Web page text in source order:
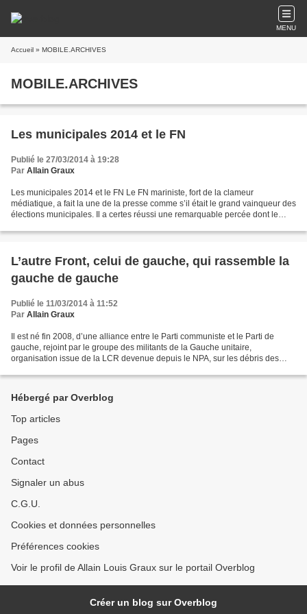
MENU
Accueil » MOBILE.ARCHIVES
MOBILE.ARCHIVES
Les municipales 2014 et le FN
Publié le 27/03/2014 à 19:28
Par Allain Graux
Les municipales 2014 et le FN Le FN mariniste, fort de la clameur
médiatique, a fait la une de la presse comme s’il était le grand vainqueur des
élections municipales. Il a certes réussi une remarquable percée dont le
L’autre Front, celui de gauche, qui rassemble la
gauche de gauche
Publié le 11/03/2014 à 11:52
Par Allain Graux
Il est né fin 2008, d’une alliance entre le Parti communiste et le Parti de
gauche, rejoint par le groupe des militants de la Gauche unitaire,
organisation issue de la LCR devenue depuis le NPA, sur les débris des
Hébergé par Overblog
Top articles
Pages
Contact
Signaler un abus
C.G.U.
Cookies et données personnelles
Préférences cookies
Voir le profil de Allain Louis Graux sur le portail Overblog
Créer un blog sur Overblog